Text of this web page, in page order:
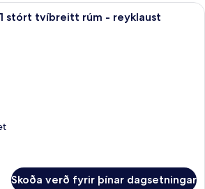
Rúmföt af bestu gerð, dúnsængur,
stórt tvíbreitt rúm - reyklaust
Skoða verð fyrir þínar dagsetningar